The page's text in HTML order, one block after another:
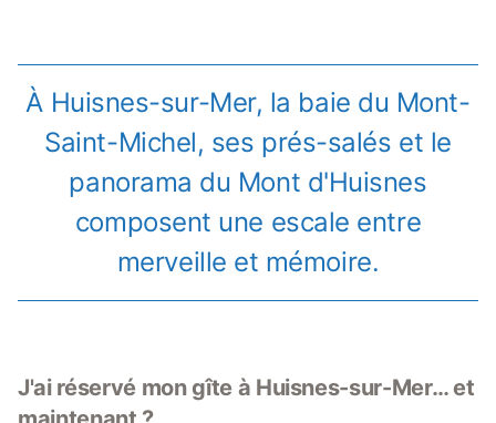
À Huisnes-sur-Mer, la baie du Mont-
Saint-Michel, ses prés-salés et le
panorama du Mont d'Huisnes
composent une escale entre
merveille et mémoire.
J'ai réservé mon gîte à Huisnes-sur-Mer… et